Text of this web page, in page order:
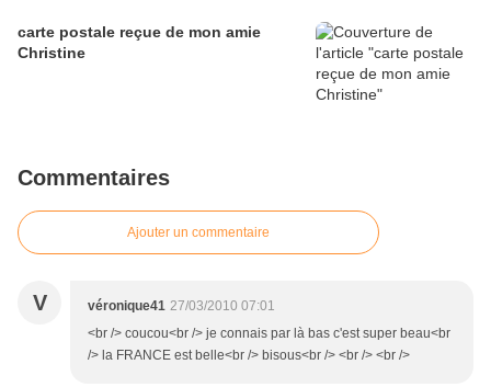
carte postale reçue de mon amie
Christine
Commentaires
Ajouter un commentaire
V véronique41 27/03/2010 07:01
<br /> coucou<br /> je connais par là bas c'est super beau<br
/> la FRANCE est belle<br /> bisous<br /> <br /> <br />